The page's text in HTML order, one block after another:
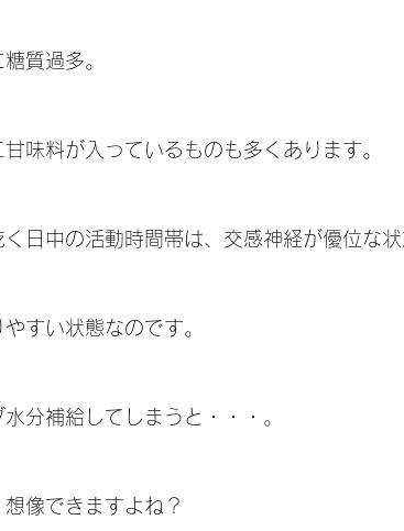
質過多。
味料が入っているものも多くあります。
日中の活動時間帯は、交感神経が優位な
すい状態なのです。
分補給してしまうと・・・。
像できますよね？